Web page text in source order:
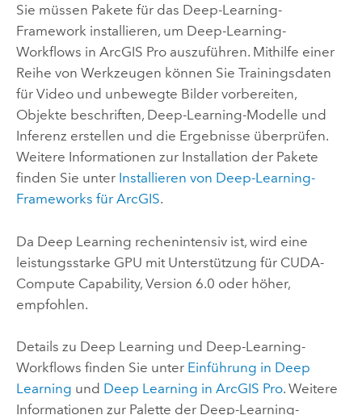
Sie müssen Pakete für das Deep-Learning-
Framework installieren, um Deep-Learning-
Workflows in ArcGIS Proauszuführen. Mithilfe einer
Reihe von Werkzeugen können Sie Trainingsdaten
für Video und unbewegte Bilder vorbereiten,
Objekte beschriften, Deep-Learning-Modelle und
Inferenz erstellen und die Ergebnisse überprüfen.
Weitere Informationen zur Installation der Pakete
finden Sie unter Installieren von Deep-Learning-
Frameworks für ArcGIS.
Da Deep Learning rechenintensiv ist, wird eine
leistungsstarke GPU mit Unterstützung für CUDA-
Compute Capability, Version 6.0 oder höher,
empfohlen.
Details zu Deep Learning und Deep-Learning-
Workflows finden Sie unter Einführung in Deep
Learning und Deep Learning in ArcGIS Pro. Weitere
Informationen zur Palette der Deep-Learning-